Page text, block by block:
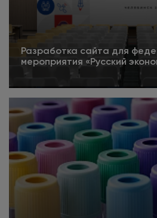
Разработка сайта для
мероприятия «Русский
Подробнее